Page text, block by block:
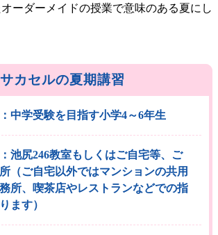
ーダーメイドの授業で意味のある夏にし
サカセルの夏期講習
中学受験を目指す小学4～6年生
池尻246教室もしくはご自宅等、ご
（ご自宅以外ではマンションの共用
所、喫茶店やレストランなどでの指
ます）